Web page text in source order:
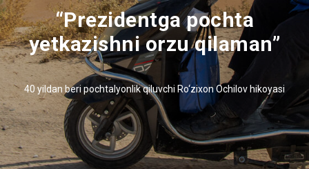
“Prezidentga pochta
yetkazishni orzu qilaman”
40 yildan beri pochtalyonlik qiluvchi Ro‘zixon Ochilov hikoyasi